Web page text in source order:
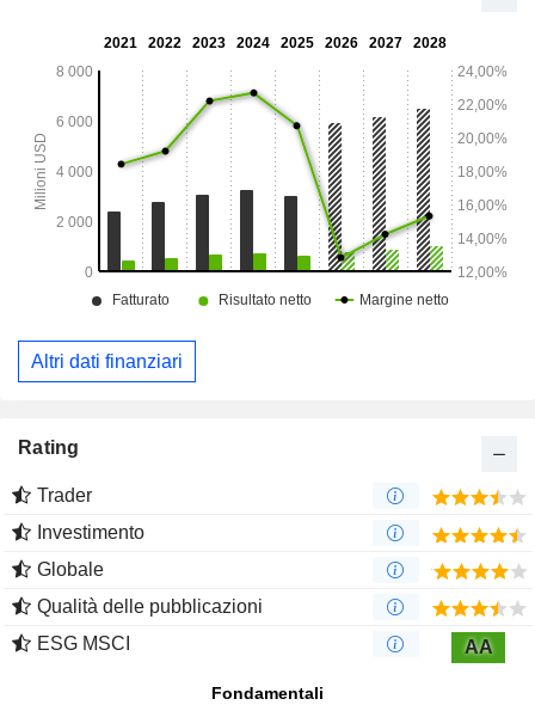
vanta una presenza globale, servendo clienti in Nord
Altri dati finanziari
Rating
Trader
Investimento
Globale
Qualità delle pubblicazioni
ESG MSCI
AA